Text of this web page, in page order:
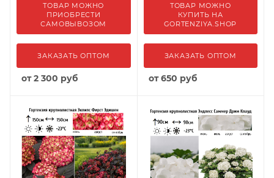
ТОВАР МОЖНО
ПРИОБРЕСТИ
САМОВЫВОЗОМ
ЗАКАЗАТЬ ОПТОМ
от2 300 руб
ТОВАР МОЖНО
КУПИТЬ НА
GORTENZIYA.SHOP
ЗАКАЗАТЬ ОПТОМ
от650 руб